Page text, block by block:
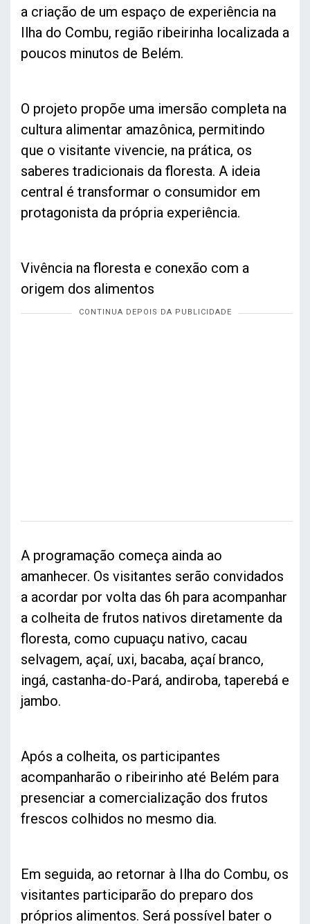
a criação de um espaço de experiência na
Ilha do Combu, região ribeirinha localizada a
poucos minutos de Belém.
O projeto propõe uma imersão completa na
cultura alimentar amazônica, permitindo
que o visitante vivencie, na prática, os
saberes tradicionais da floresta. A ideia
central é transformar o consumidor em
protagonista da própria experiência.
Vivência na floresta e conexão com a
origem dos alimentos
A programação começa ainda ao
amanhecer. Os visitantes serão convidados
a acordar por volta das 6h para acompanhar
a colheita de frutos nativos diretamente da
floresta, como cupuaçu nativo, cacau
selvagem, açaí, uxi, bacaba, açaí branco,
ingá, castanha-do-Pará, andiroba, taperebá e
jambo.
Após a colheita, os participantes
acompanharão o ribeirinho até Belém para
presenciar a comercialização dos frutos
frescos colhidos no mesmo dia.
Em seguida, ao retornar à Ilha do Combu, os
visitantes participarão do preparo dos
próprios alimentos. Será possível bater o